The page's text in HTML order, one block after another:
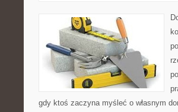
gdy ktoś zaczyna myśleć o własnym